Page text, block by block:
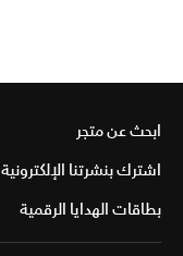
ابحث عن متجر
اشترك بنشرتنا الإلكترونية
بطاقات الهدايا الرقمية